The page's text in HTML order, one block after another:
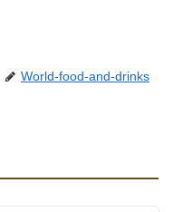
World-food-and-drinks